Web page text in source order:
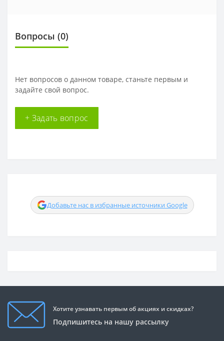
Вопросы (0)
Нет вопросов о данном товаре, станьте первым и
задайте свой вопрос.
+ Задать вопрос
Добавьте нас в избранные источники Google
Хотите узнавать первым об акциях и скидках?
Подпишитесь на нашу рассылку